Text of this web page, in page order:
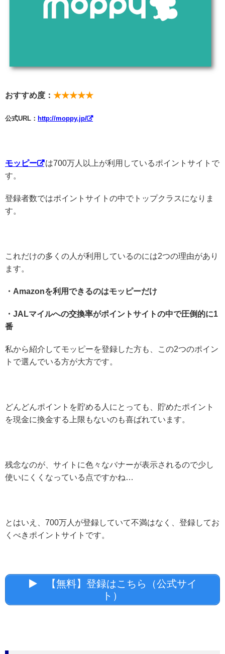
おすすめ度： ★★★★★
公式URL： http://moppy.jp/
モッピー
は700万人以上が利用しているポイントサイトで
す。
登録者数ではポイントサイトの中でトップクラスになりま
す。
これだけの多くの人が利用しているのには2つの理由があり
ます。
・Amazonを利用できるのはモッピーだけ
・JALマイルへの交換率がポイントサイトの中で圧倒的に1
番
私から紹介してモッピーを登録した方も、この2つのポイン
トで選んでいる方が大方です。
どんどんポイントを貯める人にとっても、貯めたポイント
を現金に換金する上限もないのも喜ばれています。
残念なのが、サイトに色々なバナーが表示されるので少し
使いにくくなっている点ですかね…
とはいえ、700万人が登録していて不満はなく、登録してお
くべきポイントサイトです。
【無料】登録はこちら（公式サイ
ト）